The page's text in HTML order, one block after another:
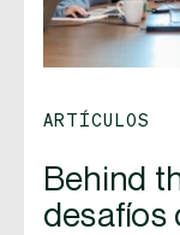
ARTÍCULOS
Behind
desafíos